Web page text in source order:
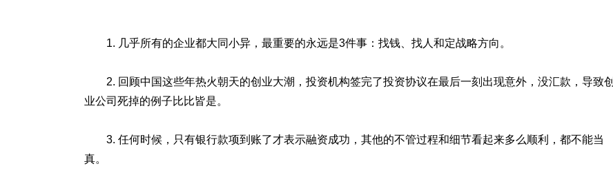
1. 几乎所有的企业都大同小异，最重要的永远是3件事：找钱、找人和定战略方向。
2. 回顾中国这些年热火朝天的创业大潮，投资机构签完了投资协议在最后一刻出现意外，没汇款，导致创
业公司死掉的例子比比皆是。
3. 任何时候，只有银行款项到账了才表示融资成功，其他的不管过程和细节看起来多么顺利，都不能当
真。